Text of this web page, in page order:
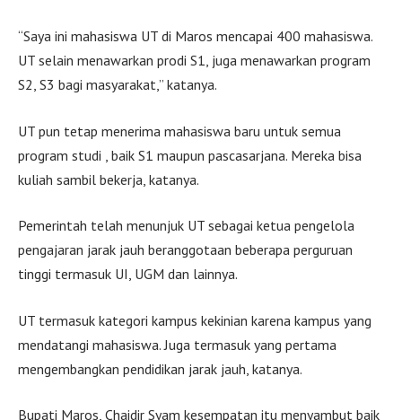
“Saya ini mahasiswa UT di Maros mencapai 400 mahasiswa.
UT selain menawarkan prodi S1, juga menawarkan program
S2, S3 bagi masyarakat,” katanya.
UT pun tetap menerima mahasiswa baru untuk semua
program studi , baik S1 maupun pascasarjana. Mereka bisa
kuliah sambil bekerja, katanya.
Pemerintah telah menunjuk UT sebagai ketua pengelola
pengajaran jarak jauh beranggotaan beberapa perguruan
tinggi termasuk UI, UGM dan lainnya.
UT termasuk kategori kampus kekinian karena kampus yang
mendatangi mahasiswa. Juga termasuk yang pertama
mengembangkan pendidikan jarak jauh, katanya.
Bupati Maros, Chaidir Syam kesempatan itu menyambut baik